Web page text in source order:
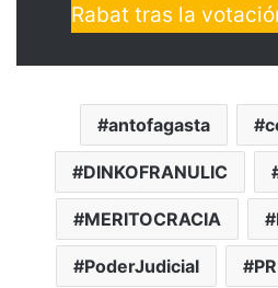
Rabat tras la
antofagasta
DINKOFRANULIC
MERITOCRACIA
PoderJudicial